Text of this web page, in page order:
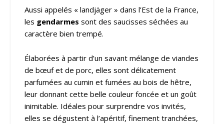
Aussi appelés « landjäger » dans l’Est de la France,
les gendarmes sont des saucisses séchées au
caractère bien trempé.
Élaborées à partir d’un savant mélange de viandes
de bœuf et de porc, elles sont délicatement
parfumées au cumin et fumées au bois de hêtre,
leur donnant cette belle couleur foncée et un goût
inimitable. Idéales pour surprendre vos invités,
elles se dégustent à l’apéritif, finement tranchées,